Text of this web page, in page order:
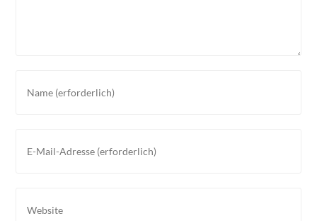
deinen
Benutzernamen
deine
Adresse
deine